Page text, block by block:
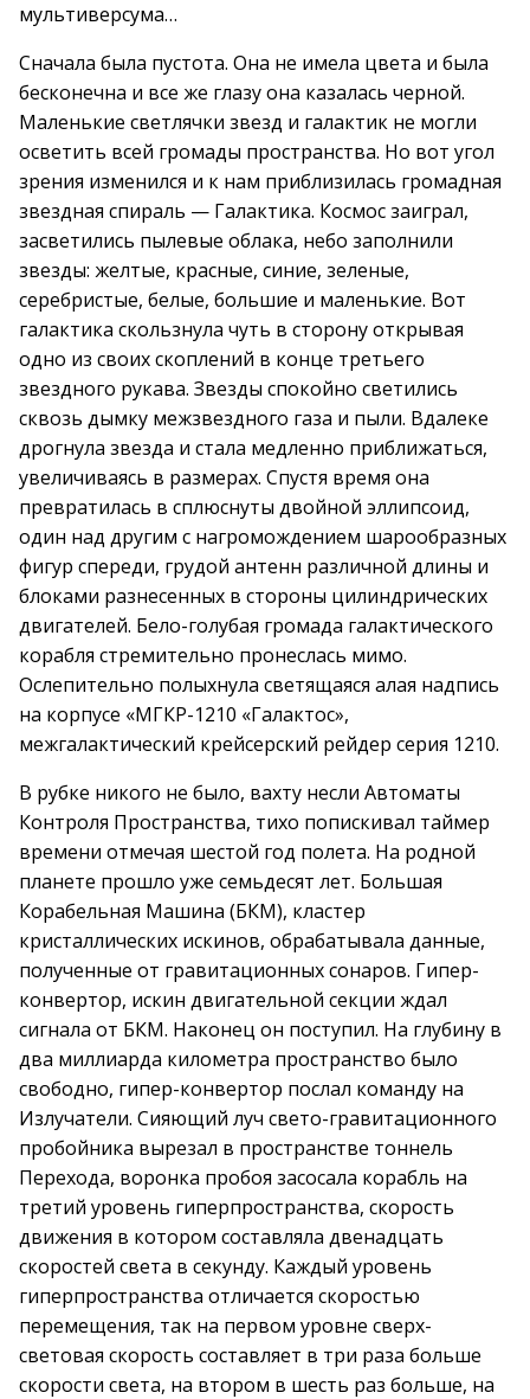
мультиверсума…
Сначала была пустота. Она не имела цвета и была
бесконечна и все же глазу она казалась черной.
Маленькие светлячки звезд и галактик не могли
осветить всей громады пространства. Но вот угол
зрения изменился и к нам приблизилась громадная
звездная спираль — Галактика. Космос заиграл,
засветились пылевые облака, небо заполнили
звезды: желтые, красные, синие, зеленые,
серебриcтые, белые, большие и маленькие. Вот
галактика скользнула чуть в сторону открывая
одно из своих скоплений в конце третьего
звездного рукава. Звезды спокойно светились
сквозь дымку межзвездного газа и пыли. Вдалеке
дрогнула звезда и стала медленно приближаться,
увеличиваясь в размерах. Спустя время она
превратилась в сплюснуты двойной эллипсоид,
один над другим с нагромождением шарообразных
фигур спереди, грудой антенн различной длины и
блоками разнесенных в стороны цилиндрических
двигателей. Бело-голубая громада галактического
корабля стремительно пронеслась мимо.
Ослепительно полыхнула светящаяся алая надпись
на корпусе «МГКР-1210 «Галактос»,
межгалактический крейсерский рейдер серия 1210.
В рубке никого не было, вахту несли Автоматы
Контроля Пространства, тихо попискивал таймер
времени отмечая шестой год полета. На родной
планете прошло уже семьдесят лет. Большая
Корабельная Машина (БКМ), кластер
кристаллических искинов, обрабатывала данные,
полученные от гравитационных сонаров. Гипер-
конвертор, искин двигательной секции ждал
сигнала от БКМ. Наконец он поступил. На глубину в
два миллиарда километра пространство было
свободно, гипер-конвертор послал команду на
Излучатели. Сияющий луч свето-гравитационного
пробойника вырезал в пространстве тоннель
Перехода, воронка пробоя засосала корабль на
третий уровень гиперпространства, скорость
движения в котором составляла двенадцать
скоростей света в секунду. Каждый уровень
гиперпространства отличается скоростью
перемещения, так на первом уровне сверх-
световая скорость составляет в три раза больше
скорости света, на втором в шесть раз больше, на